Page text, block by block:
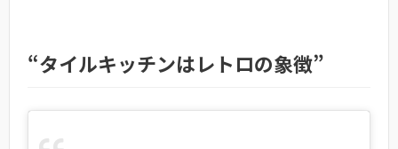
“タイルキッチンはレトロの象徴”